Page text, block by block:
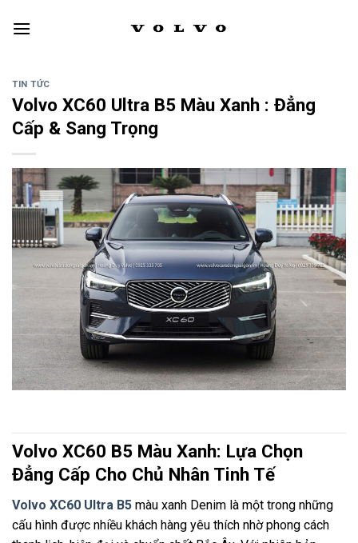
TIN TỨC
Volvo XC60 Ultra B5 Màu Xanh : Đẳng
Cấp & Sang Trọng
Volvo XC60 B5 Màu Xanh: Lựa Chọn
Đẳng Cấp Cho Chủ Nhân Tinh Tế
Volvo XC60 Ultra B5 màu xanh Denim là một trong những
cấu hình được nhiều khách hàng yêu thích nhờ phong cách